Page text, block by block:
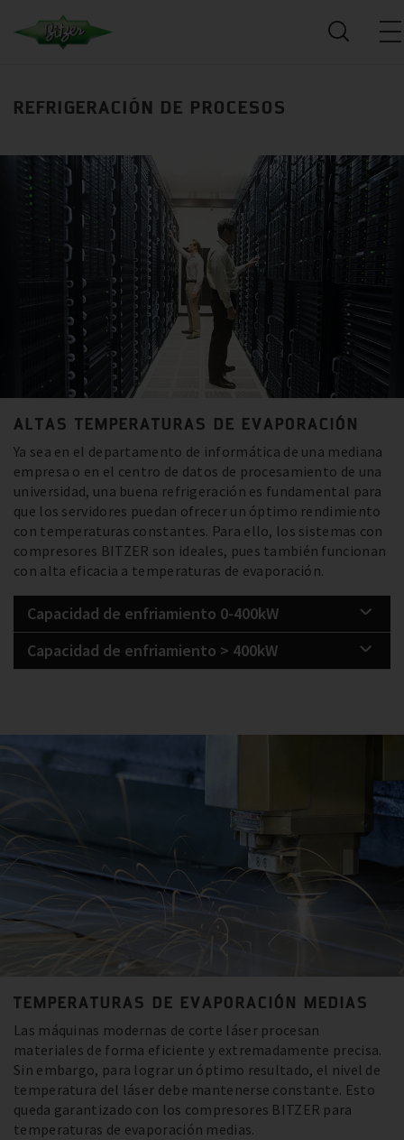
REFRIGERACIÓN DE PROCESOS
ALTAS TEMPERATURAS DE EVAPORACIÓN
Ya sea en el departamento de informática de una mediana
empresa o en el centro de datos de procesamiento de una
universidad, una buena refrigeración es fundamental para
que los servidores puedan ofrecer un óptimo rendimiento
con temperaturas constantes. Para ello, los sistemas con
compresores BITZER son ideales, pues también funcionan
con alta eficacia a temperaturas de evaporación.
Capacidad de enfriamiento 0-400kW
Capacidad de enfriamiento > 400kW
TEMPERATURAS DE EVAPORACIÓN MEDIAS
Las máquinas modernas de corte láser procesan
materiales de forma eficiente y extremadamente precisa.
Sin embargo, para lograr un óptimo resultado, el nivel de
temperatura del láser debe mantenerse constante. Esto
queda garantizado con los compresores BITZER para
temperaturas de evaporación medias.